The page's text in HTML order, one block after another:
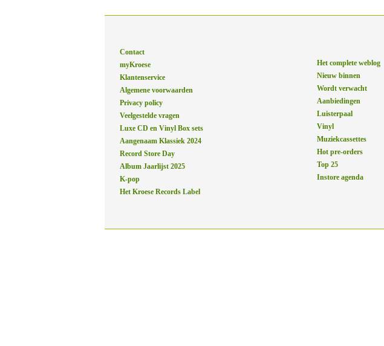
Contact
myKroese
Klantenservice
Algemene voorwaarden
Privacy policy
Veelgestelde vragen
Luxe CD en Vinyl Box sets
Aangenaam Klassiek 2024
Record Store Day
Album Jaarlijst 2025
K-pop
Het Kroese Records Label
Het complete weblog
Nieuw binnen
Wordt verwacht
Aanbiedingen
Luisterpaal
Vinyl
Muziekcassettes
Hot pre-orders
Top 25
Instore agenda